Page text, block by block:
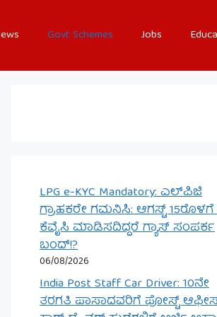
Govt Schemes Jobs
LPG e-KYC Mandatory: ಎಲ್‌ಪಿಜಿ
ಗ್ರಾಹಕರೇ ಗಮನಿಸಿ: ಆಗಸ್ಟ್
ಕೆವೈಸಿ ಮಾಡಿಸದಿದ್ದರೆ ಗ್ಯಾಸ್ ಸಂಪರ್ಕ
ಬಂದ್!?
06/08/2026
India Post Staff Car Driver: 10ನೇ
ತರಗತಿ ಪಾಸಾದವರಿಗೆ ಪೋಸ್ಟ್